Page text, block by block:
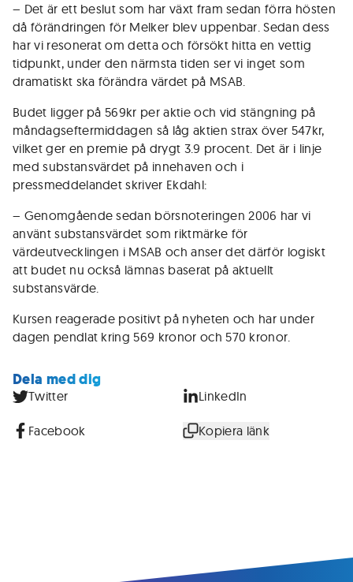
– Det är ett beslut som har växt fram sedan förra hösten
då förändringen för Melker blev uppenbar. Sedan dess
har vi resonerat om detta och försökt hitta en vettig
tidpunkt, under den närmsta tiden ser vi inget som
dramatiskt ska förändra värdet på MSAB.
Budet ligger på 569kr per aktie och vid stängning på
måndagseftermiddagen så låg aktien strax över 547kr,
vilket ger en premie på drygt 3.9 procent. Det är i linje
med substansvärdet på innehaven och i
pressmeddelandet skriver Ekdahl:
– Genomgående sedan börsnoteringen 2006 har vi
använt substansvärdet som riktmärke för
värdeutvecklingen i MSAB och anser det därför logiskt
att budet nu också lämnas baserat på aktuellt
substansvärde.
Kursen reagerade positivt på nyheten och har under
dagen pendlat kring 569 kronor och 570 kronor.
Dela med dig
Twitter LinkedIn
Facebook Kopiera länk